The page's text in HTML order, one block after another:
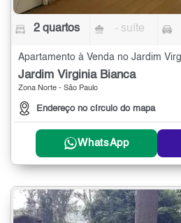
2 quartos - suíte
Jardim Virginia Bianca
Zona Norte - São Paulo
Endereço no círculo do mapa
WhatsApp